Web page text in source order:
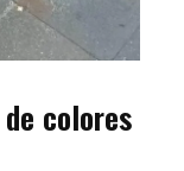
colores